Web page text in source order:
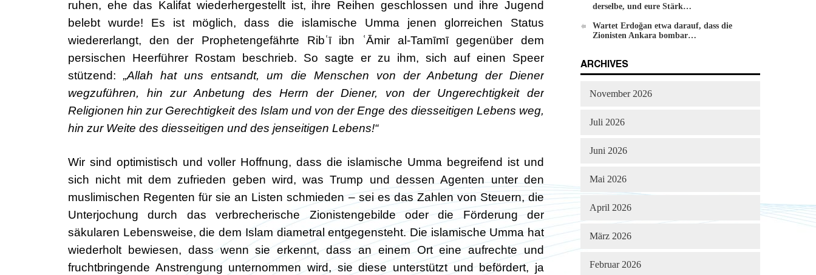
ruhen, ehe das Kalifat wiederhergestellt ist, ihre Reihen geschlossen und ihre Jugend
belebt wurde! Es ist möglich, dass die islamische Umma jenen glorreichen Status
wiedererlangt, den der Prophetengefährte Ribʿī ibn ʿĀmir al-Tamīmī gegenüber dem
persischen Heerführer Rostam beschrieb. So sagte er zu ihm, sich auf einen Speer
stützend:„Allah hat uns entsandt, um die Menschen von der Anbetung der Diener
wegzuführen, hin zur Anbetung des Herrn der Diener, von der Ungerechtigkeit der
Religionen hin zur Gerechtigkeit des Islam und von der Enge des diesseitigen Lebens weg,
hin zur Weite des diesseitigen und des jenseitigen Lebens!“
Wir sind optimistisch und voller Hoffnung, dass die islamische Umma begreifend ist und
sich nicht mit dem zufrieden geben wird, was Trump und dessen Agenten unter den
muslimischen Regenten für sie an Listen schmieden – sei es das Zahlen von Steuern, die
Unterjochung durch das verbrecherische Zionistengebilde oder die Förderung der
säkularen Lebensweise, die dem Islam diametral entgegensteht. Die islamische Umma hat
wiederholt bewiesen, dass wenn sie erkennt, dass an einem Ort eine aufrechte und
fruchtbringende Anstrengung unternommen wird, sie diese unterstützt und befördert, ja
derselbe, und eure Stärk…
Wartet Erdoğan etwa darauf, dass die
Zionisten Ankara bombar…
ARCHIVES
November 2026
Juli 2026
Juni 2026
Mai 2026
April 2026
März 2026
Februar 2026